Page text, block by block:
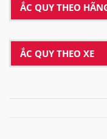
ẮC QUY THEO
ẮC QUY THEO XE